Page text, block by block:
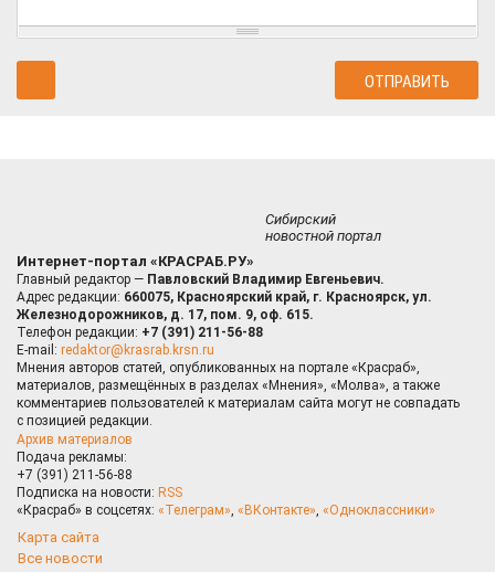
Сибирский
новостной портал
Интернет-портал «КРАСРАБ.РУ»
Главный редактор — Павловский Владимир Евгеньевич.
Адрес редакции: 660075, Красноярский край, г. Красноярск, ул.
Железнодорожников, д. 17, пом. 9, оф. 615.
Телефон редакции: +7 (391) 211-56-88
E-mail: redaktor@krasrab.krsn.ru
Мнения авторов статей, опубликованных на портале «Красраб»,
материалов, размещённых в разделах «Мнения», «Молва», а также
комментариев пользователей к материалам сайта могут не совпадать
с позицией редакции.
Архив материалов
Подача рекламы:
+7 (391) 211-56-88
Подписка на новости: RSS
«Красраб» в соцсетях: «Телеграм», «ВКонтакте», «Одноклассники»
Карта сайта
Все новости